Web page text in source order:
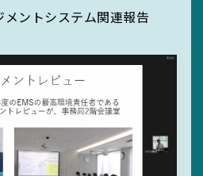
ントシステム関連報告